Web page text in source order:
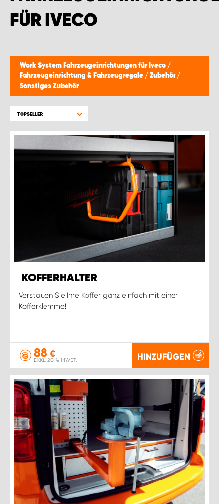
FÜR IVECO
Work System Fahrzeugeinrichtungen für Iveco /
Fahrzeugeinrichtung & Fahrzeugregale / Zubehör /
Sonstiges Zubehör
TOPSELLER
KOFFERHALTER
Verstauen Sie Ihre Koffer ganz einfach mit einer
Kofferklemme!
88 €
EXKL. 20 % MWST. HINZUFÜGEN
MONTAGEPARTNER WIEN 1230